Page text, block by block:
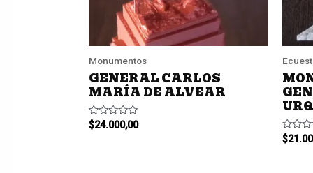
Monumentos
GENERAL CARLOS
MARÍA DE ALVEAR
Valorado
en
$24.000,00
en
$